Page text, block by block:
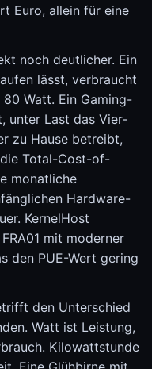
Euro, allein für eine
noch deutlicher. Ein
lässt, verbraucht
Watt. Ein Gaming-
unter Last das Vier-
zu Hause betreibt,
Total-Cost-of-
monatliche
Hardware-
KernelHost
mit moderner
den PUE-Wert gering
den Unterschied
Watt ist Leistung,
Kilowattstunde